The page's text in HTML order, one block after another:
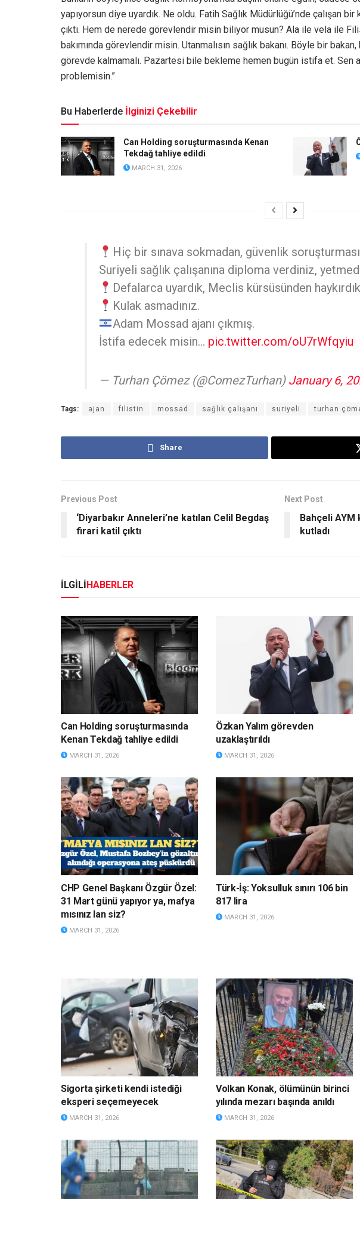
yapıyorsun diye uyardık. Ne oldu. Fatih Sağlık Müdürlüğü’nde çalışan
çıktı. Hem de nerede görevlendir misin biliyor musun? Ala ile vela ile
bakımında görevlendir misin. Utanmalısın sağlık bakanı. Böyle bir
görevde kalmamalı. Pazartesi bile bekleme hemen bugün istifa et. Sen
problemisin.”
Bu Haberlerde İlginizi Çekebilir
Can Holding soruşturmasında Kenan
Tekdağ tahliye edildi
MARCH 31, 2026
Hiç bir sınava sokmadan, güvenlik
Suriyeli sağlık çalışanına diploma verdiniz,
Defalarca uyardık, Meclis kürsüsünden
Kulak asmadınız.
Adam Mossad ajanı çıkmış.
İstifa edecek misin… pic.twitter.com/oU7rWfqyiu
— Turhan Çömez (@ComezTurhan) January 6,
Tags: ajan filistin mossad sağlık çalışanı suriyeli turhan
Share
Previous Post
‘Diyarbakır Anneleri’ne katılan Celil Begdaş
firari katil çıktı
Next Post
Bahçeli AYM
kutladı
İLGİLİHABERLER
Can Holding soruşturmasında
Kenan Tekdağ tahliye edildi
MARCH 31, 2026
Özkan Yalım görevden
uzaklaştırıldı
MARCH 31, 2026
CHP Genel Başkanı Özgür Özel:
31 Mart günü yapıyor ya, mafya
mısınız lan siz?
MARCH 31, 2026
Türk-İş: Yoksulluk sınırı 106 bin
817 lira
MARCH 31, 2026
Sigorta şirketi kendi istediği
eksperi seçemeyecek
MARCH 31, 2026
Volkan Konak, ölümünün birinci
yılında mezarı başında anıldı
MARCH 31, 2026